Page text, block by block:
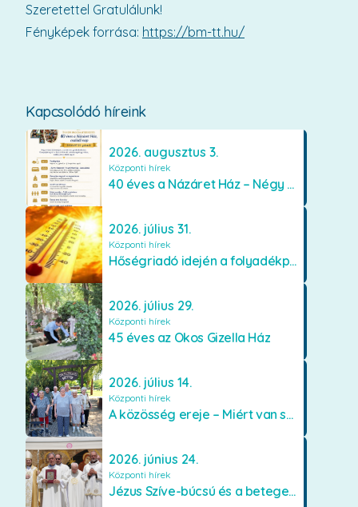
Kapcsolódó híreink
2026. augusztus 3.
Központi hírek
40 éves a Názáret Ház – Négy évtized szeretetben és gondoskodásban
2026. július 31.
Központi hírek
Hőségriadó idején a folyadékpótlás életet menthet
2026. július 29.
Központi hírek
45 éves az Okos Gizella Ház
2026. július 14.
Központi hírek
A közösség ereje – Miért van szükségünk egymásra?
2026. június 24.
Központi hírek
Jézus Szíve-búcsú és a betegek kenetének közösségi kiszolgáltatása Mátraverebély-Szentkúton
Szeretettel Gratulálunk!
Fényképek forrása: https://bm-tt.hu/